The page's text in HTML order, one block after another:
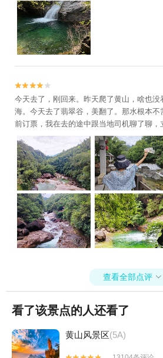
+北京D-life礼堂+寒武纪石林景区+合
拓展基地（黄山）+守拙园+古徽州文
区+阳产土楼+黄山风景区太平索道+
云宾馆+黄山北海宾馆+黄山本地玩乐
狮林大酒店+黄山喜乐汇演出+黎阳
村冰雪世界+黄山市徽州雕刻博物馆+
区+新安江激情水世界+黄山宏村国
基地+太平湖峡谷漂流+宏村-画桥+新
区《江清月近人》实景演艺+西汉广
都+黄山屯之谷景区+黄山市城市展
山不夜城+漫溪里游乐园+稽灵山欢
+五溪山大峡谷+黄山宏村国际滑翔
村大同动力伞基地)+新安江+梦幻新
码头+西递石林水世界+徽州府衙+新
云山自由家营地+黄山徽秀1日游


今天去了，刚回来。昨天爬了黄山，啥也没
海。今天去了翡翠谷，美翻了。那水根本
前订票，我在去的途中跟当地司机聊了聊，
查看全部点评 
看了该景点的人还看了
黄山风景区(5A)